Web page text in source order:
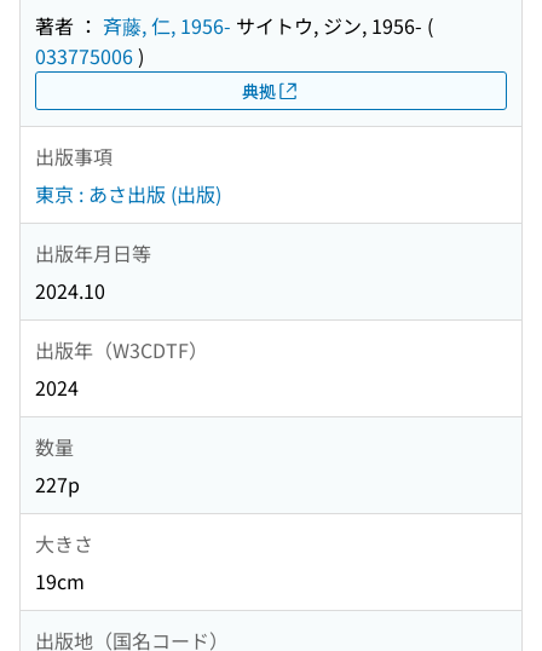
著者 ： 斉藤, 仁, 1956- サイトウ, ジン, 1956- (
033775006)
典拠
出版事項
東京 : あさ出版 (出版)
出版年月日等
2024.10
出版年（W3CDTF）
2024
数量
227p
大きさ
19cm
出版地（国名コード）